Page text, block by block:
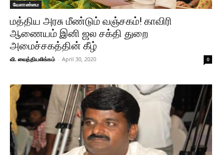
வேளாண்மை
மத்திய அரசு மீண்டும் வஞ்சகம்! காவிரி
ஆணையம் இனி ஜல சக்தி துறை
அமைச்சகத்தின் கீழ்
வி. வைத்தியலிங்கம் - April 30, 2020 0